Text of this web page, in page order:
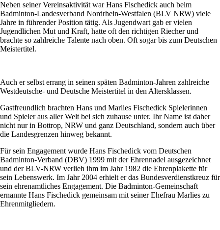
Neben seiner Vereinsaktivität war Hans Fischedick auch beim
Badminton-Landesverband Nordrhein-Westfalen (BLV NRW) viele
Jahre in führender Position tätig. Als Jugendwart gab er vielen
Jugendlichen Mut und Kraft, hatte oft den richtigen Riecher und
brachte so zahlreiche Talente nach oben. Oft sogar bis zum Deutschen
Meistertitel.
Auch er selbst errang in seinen späten Badminton-Jahren zahlreiche
Westdeutsche- und Deutsche Meistertitel in den Altersklassen.
Gastfreundlich brachten Hans und Marlies Fischedick Spielerinnen
und Spieler aus aller Welt bei sich zuhause unter. Ihr Name ist daher
nicht nur in Bottrop, NRW und ganz Deutschland, sondern auch über
die Landesgrenzen hinweg bekannt.
Für sein Engagement wurde Hans Fischedick vom Deutschen
Badminton-Verband (DBV) 1999 mit der Ehrennadel ausgezeichnet
und der BLV-NRW verlieh ihm im Jahr 1982 die Ehrenplakette für
sein Lebenswerk. Im Jahr 2004 erhielt er das Bundesverdienstkreuz für
sein ehrenamtliches Engagement. Die Badminton-Gemeinschaft
ernannte Hans Fischedick gemeinsam mit seiner Ehefrau Marlies zu
Ehrenmitgliedern.